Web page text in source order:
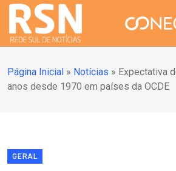
Página Inicial » Notícias » Expectativa
anos desde 1970 em países da OCDE
GERAL